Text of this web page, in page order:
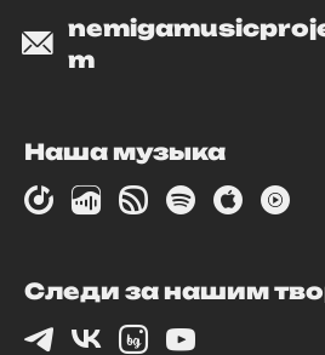
m
Наша музыка
Следи за нашим